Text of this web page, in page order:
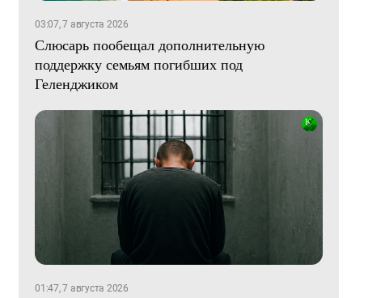
03:07, 7 августа 2026
Слюсарь пообещал дополнительную
поддержку семьям погибших под
Геленджиком
01:47, 7 августа 2026